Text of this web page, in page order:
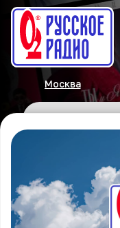
Москва